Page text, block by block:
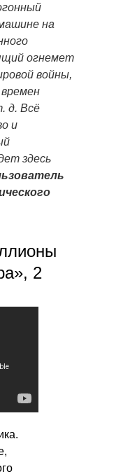
на
огнемет
войны,
д. Всё
и
здесь
2